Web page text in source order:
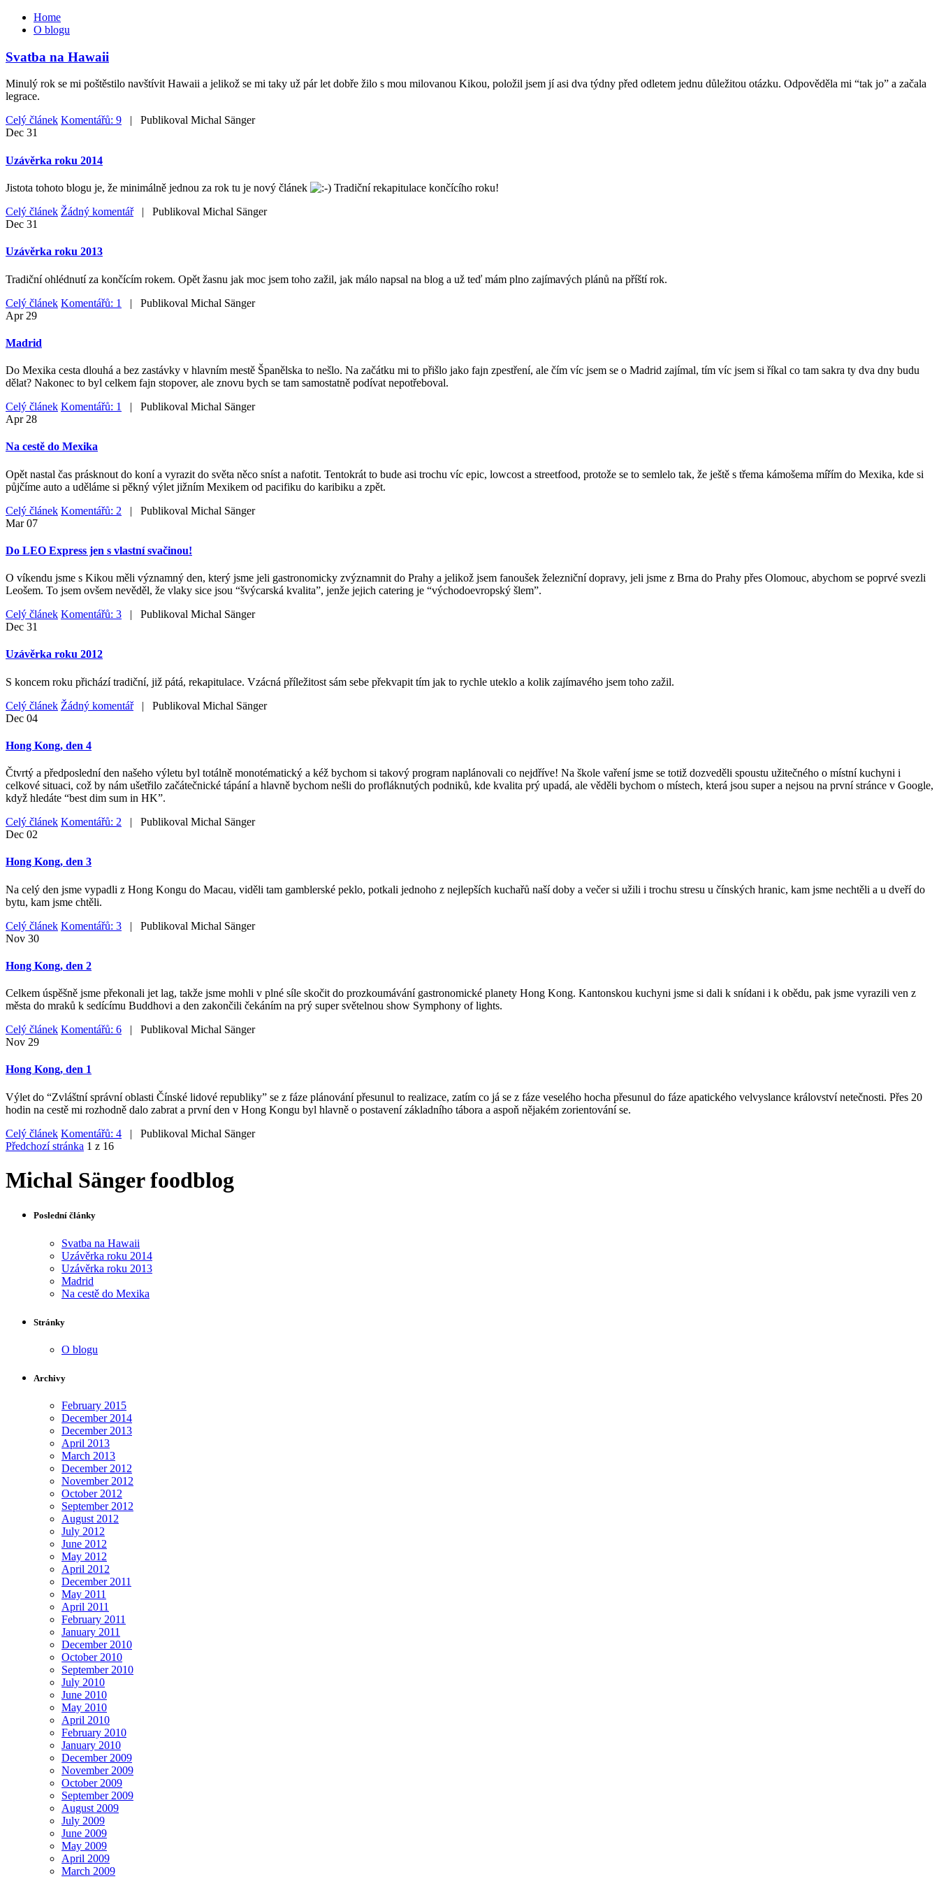
Home
O blogu
Svatba na Hawaii
Minulý rok se mi poštěstilo navštívit Hawaii a jelikož se mi taky už pár let dobře žilo s mou milovanou Kikou, položil jsem jí asi dva týdny před odletem jednu důležitou otázku. Odpověděla mi “tak jo” a začala
legrace.
Celý článek Komentářů: 9 | Publikoval Michal Sänger
Dec 31
Uzávěrka roku 2014
Jistota tohoto blogu je, že minimálně jednou za rok tu je nový článek
Tradiční rekapitulace končícího roku!
Celý článek Žádný komentář| Publikoval Michal Sänger
Dec 31
Uzávěrka roku 2013
Tradiční ohlédnutí za končícím rokem. Opět žasnu jak moc jsem toho zažil, jak málo napsal na blog a už teď mám plno zajímavých plánů na příští rok.
Celý článek Komentářů: 1 | Publikoval Michal Sänger
Apr 29
Madrid
Do Mexika cesta dlouhá a bez zastávky v hlavním mestě Španělska to nešlo. Na začátku mi to přišlo jako fajn zpestření, ale čím víc jsem se o Madrid zajímal, tím víc jsem si říkal co tam sakra ty dva dny budu
dělat? Nakonec to byl celkem fajn stopover, ale znovu bych se tam samostatně podívat nepotřeboval.
Celý článek Komentářů: 1 | Publikoval Michal Sänger
Apr 28
Na cestě do Mexika
Opět nastal čas prásknout do koní a vyrazit do světa něco sníst a nafotit. Tentokrát to bude asi trochu víc epic, lowcost a streetfood, protože se to semlelo tak, že ještě s třema kámošema mířím do Mexika, kde si
půjčíme auto a uděláme si pěkný výlet jižním Mexikem od pacifiku do karibiku a zpět.
Celý článek Komentářů: 2 | Publikoval Michal Sänger
Mar07
Do LEO Express jen s vlastní svačinou!
O víkendu jsme s Kikou měli významný den, který jsme jeli gastronomicky zvýznamnit do Prahy a jelikož jsem fanoušek železniční dopravy, jeli jsme z Brna do Prahy přes Olomouc, abychom se poprvé svezli
Leošem. To jsem ovšem nevěděl, že vlaky sice jsou “švýcarská kvalita”, jenže jejich catering je “východoevropský šlem”.
Celý článek Komentářů: 3 | Publikoval Michal Sänger
Dec 31
Uzávěrka roku 2012
S koncem roku přichází tradiční, již pátá, rekapitulace. Vzácná příležitost sám sebe překvapit tím jak to rychle uteklo a kolik zajímavého jsem toho zažil.
Celý článek Žádný komentář| Publikoval Michal Sänger
Dec 04
Hong Kong, den 4
Čtvrtý a předposlední den našeho výletu byl totálně monotématický a kéž bychom si takový program naplánovali co nejdříve! Na škole vaření jsme se totiž dozveděli spoustu užitečného o místní kuchyni i
celkové situaci, což by nám ušetřilo začátečnické tápání a hlavně bychom nešli do profláknutých podniků, kde kvalita prý upadá, ale věděli bychom o místech, která jsou super a nejsou na první stránce v Google,
když hledáte “best dim sum in HK”.
Celý článek Komentářů: 2 | Publikoval Michal Sänger
Dec 02
Hong Kong, den 3
Na celý den jsme vypadli z Hong Kongu do Macau, viděli tam gamblerské peklo, potkali jednoho z nejlepších kuchařů naší doby a večer si užili i trochu stresu u čínských hranic, kam jsme nechtěli a u dveří do
bytu, kam jsme chtěli.
Celý článek Komentářů: 3 | Publikoval Michal Sänger
Nov 30
Hong Kong, den 2
Celkem úspěšně jsme překonali jet lag, takže jsme mohli v plné síle skočit do prozkoumávání gastronomické planety Hong Kong. Kantonskou kuchyni jsme si dali k snídani i k obědu, pak jsme vyrazili ven z
města do mraků k sedícímu Buddhovi a den zakončili čekáním na prý super světelnou show Symphony of lights.
Celý článek Komentářů: 6 | Publikoval Michal Sänger
Nov 29
Hong Kong, den 1
Výlet do “Zvláštní správní oblasti Čínské lidové republiky” se z fáze plánování přesunul to realizace, zatím co já se z fáze veselého hocha přesunul do fáze apatického velvyslance království netečnosti. Přes 20
hodin na cestě mi rozhodně dalo zabrat a první den v Hong Kongu byl hlavně o postavení základního tábora a aspoň nějakém zorientování se.
Celý článek Komentářů: 4 | Publikoval Michal Sänger
Předchozí stránka 1 z 16
Michal Sänger foodblog
Poslední články
Svatba na Hawaii
Uzávěrka roku 2014
Uzávěrka roku 2013
Madrid
Na cestě do Mexika
Stránky
O blogu
Archivy
February 2015
December 2014
December 2013
April 2013
March 2013
December 2012
November 2012
October 2012
September 2012
August 2012
July 2012
June 2012
May 2012
April 2012
December 2011
May 2011
April 2011
February 2011
January 2011
December 2010
October 2010
September 2010
July 2010
June 2010
May 2010
April 2010
February 2010
January 2010
December 2009
November 2009
October 2009
September 2009
August 2009
July 2009
June 2009
May 2009
April 2009
March 2009